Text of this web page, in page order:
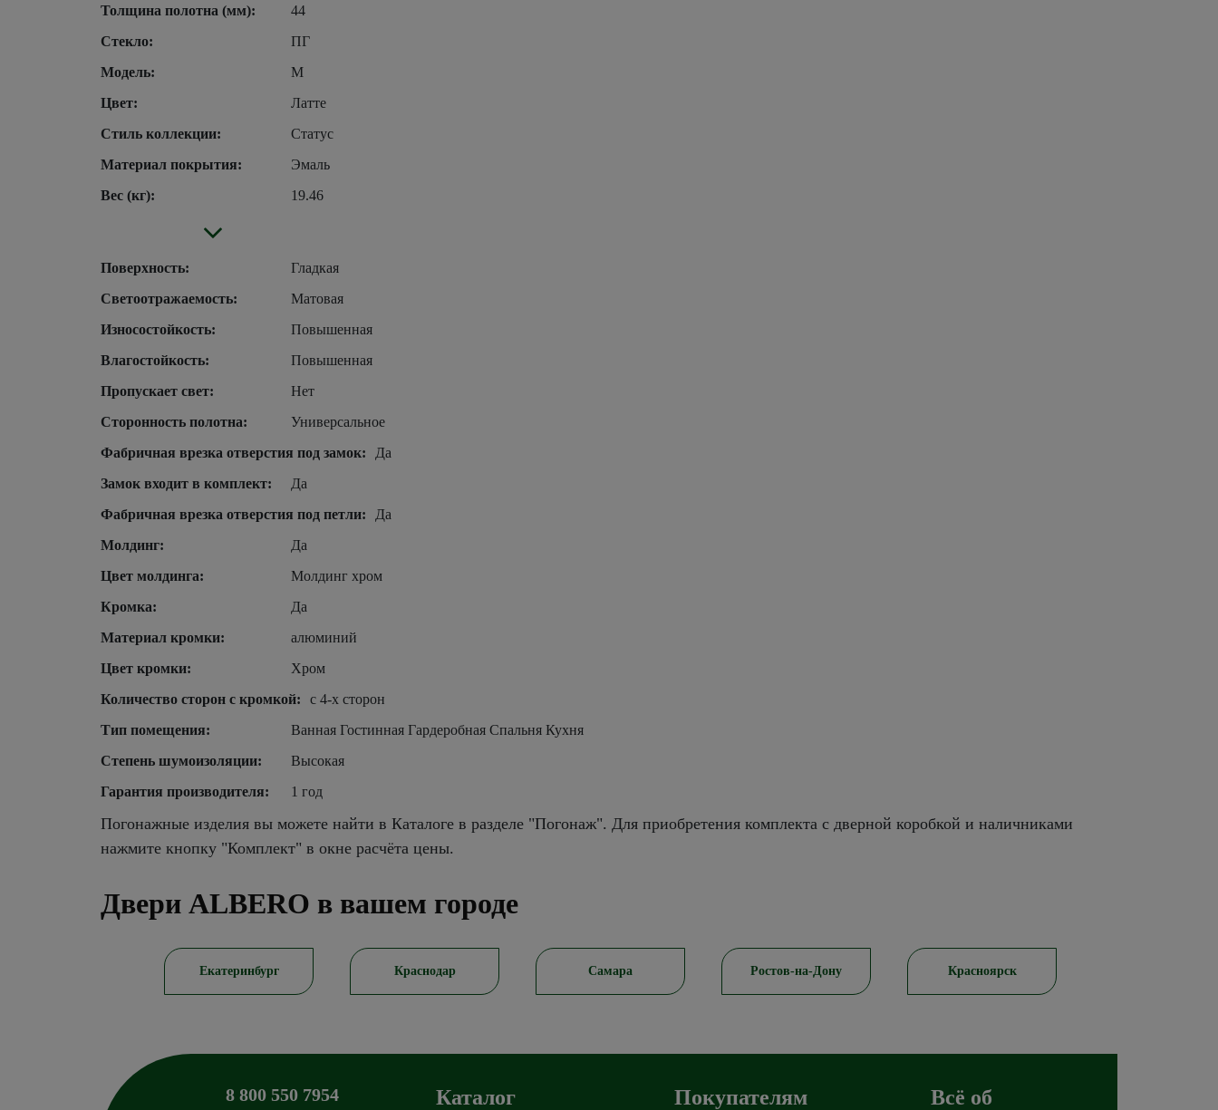
Толщина полотна (мм):
44
Стекло:
ПГ
Модель:
М
Цвет:
Латте
Стиль коллекции:
Статус
Материал покрытия:
Эмаль
Вес (кг):
19.46
Поверхность:
Гладкая
Светоотражаемость:
Матовая
Износостойкость:
Повышенная
Влагостойкость:
Повышенная
Пропускает свет:
Нет
Сторонность полотна:
Универсальное
Фабричная врезка отверстия под замок:
Да
Замок входит в комплект:
Да
Фабричная врезка отверстия под петли:
Да
Молдинг:
Да
Цвет молдинга:
Молдинг хром
Кромка:
Да
Материал кромки:
алюминий
Цвет кромки:
Хром
Количество сторон с кромкой:
с 4-х сторон
Тип помещения:
Ванная Гостинная Гардеробная Спальня Кухня
Степень шумоизоляции:
Высокая
Гарантия производителя:
1 год
Погонажные изделия вы можете найти в Каталоге в разделе "Погонаж". Для приобретения комплекта с дверной коробкой и наличниками
нажмите кнопку "Комплект" в окне расчёта цены.
Двери ALBERO в вашем городе
Екатеринбург Краснодар Самара Ростов-на-Дону Красноярск
8 800 550 7954 Каталог Покупателям
Всё об